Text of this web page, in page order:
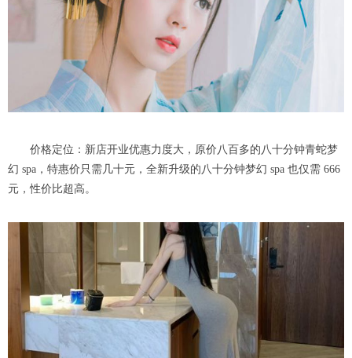
价格定位：新店开业优惠力度大，原价八百多的八十分钟青蛇梦
幻 spa，特惠价只需几十元，全新升级的八十分钟梦幻 spa 也仅需 666
元，性价比超高。